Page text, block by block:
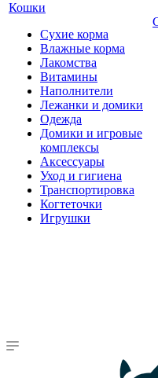
Кошки
Сухие корма
Влажные корма
Лакомства
Витамины
Наполнители
Лежанки и домики
Одежда
Домики и игровые
комплексы
Аксессуары
Уход и гигиена
Транспортировка
Когтеточки
Игрушки